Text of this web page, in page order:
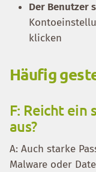
Der Benutzer
klicken
Häufig
F: Reicht ein
aus?
A: Auch starke
Malware oder